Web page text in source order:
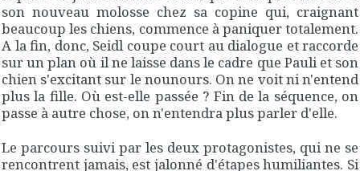
son nouveau molosse chez sa copine qui, craignant
beaucoup les chiens, commence à paniquer totalement.
A la fin, donc, Seidl coupe court au dialogue et raccorde
sur un plan où il ne laisse dans le cadre que Pauli et son
chien s'excitant sur le nounours. On ne voit ni n'entend
plus la fille. Où est-elle passée ? Fin de la séquence, on
passe à autre chose, on n'entendra plus parler d'elle.
Le parcours suivi par les deux protagonistes, qui ne se
rencontrent jamais, est jalonné d'étapes humiliantes. Si